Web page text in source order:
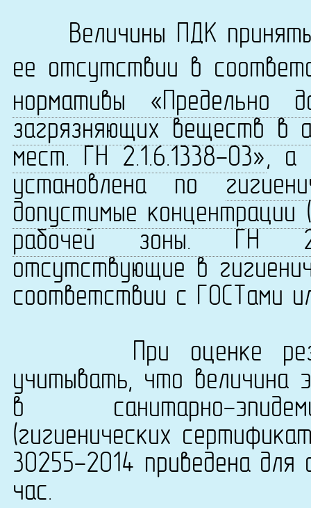
Величины ПДК
ее отсутствии в
нормативы «Предельно
загрязняющих веществ в
мест. ГН 2.1.6.1338-03», а
установлена по
допустимые
рабочей зоны. ГН
отсутствующие в
соответствии с ГОСТами
При оценке
учитывать, что величина
в санитарно-
(гигиенических
30255-2014 приведена для
час.